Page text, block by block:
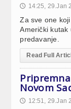
🕔 14:25, 29.Jan
Za sve one
Američki kutak
predavanje.
Read Full
Novom
🕔 12:51, 29.Jan